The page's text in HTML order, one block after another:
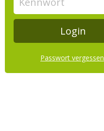
Passwort vergessen